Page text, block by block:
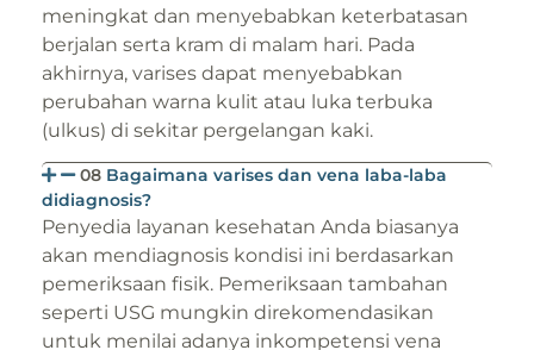
meningkat dan menyebabkan keterbatasan
berjalan serta kram di malam hari. Pada
akhirnya, varises dapat menyebabkan
perubahan warna kulit atau luka terbuka
(ulkus) di sekitar pergelangan kaki.
08 Bagaimana varises dan vena laba-laba
didiagnosis?
Penyedia layanan kesehatan Anda biasanya
akan mendiagnosis kondisi ini berdasarkan
pemeriksaan fisik. Pemeriksaan tambahan
seperti USG mungkin direkomendasikan
untuk menilai adanya inkompetensi vena